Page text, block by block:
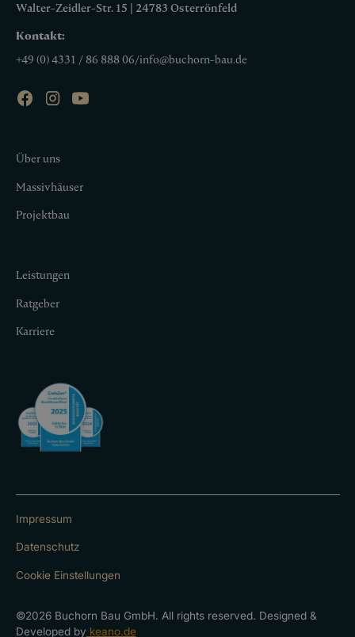
Walter-Zeidler-Str. 15 | 24783 Osterrönfeld
Kontakt:
+49 (0) 4331 / 86 888 06/info@buchorn-bau.de
Über uns
Massivhäuser
Projektbau
Leistungen
Ratgeber
Karriere
©2026 Buchorn Bau GmbH. All rights reserved. Designed &
Developed by keano.de
Impressum
Datenschutz
Cookie Einstellungen